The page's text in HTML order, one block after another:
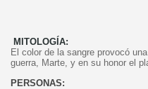
MITOLOGÍA:
El color de la sangre provocó
guerra, Marte, y en su honor el
PERSONAS: